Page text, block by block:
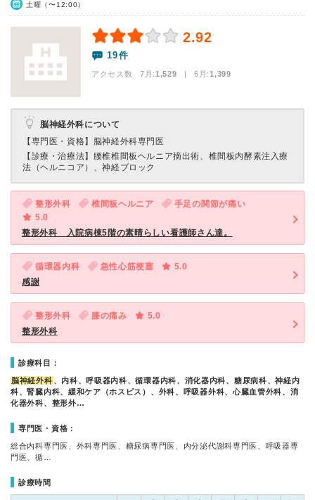
土曜（〜12:00）
2.92
19件
アクセス数 7月:1,529 | 6月:1,399
脳神経外科について
【専門医・資格】 脳神経外科専門医
【診療・治療法】
腰椎椎間板ヘルニア摘出術、椎間板内酵素注入療
法（ヘルニコア）、神経ブロック
整形外科 椎間板ヘルニア
手足の関節が痛い
5.0
整形外科 入院病棟5階の素晴らしい看護師さん達。
循環器内科 急性心筋梗塞
5.0
感謝
整形外科 膝の痛み
5.0
整形外科
診療科目：
脳神経外科 、内科、呼吸器内科、循環器内科、消化器内科、糖尿病科、神経内
科、腎臓内科、緩和ケア（ホスピス）、外科、呼吸器外科、心臓血管外科、消
化器外科、整形外…
専門医・資格：
総合内科専門医、外科専門医、糖尿病専門医、内分泌代謝科専門医、呼吸器専
門医、循…
診療時間